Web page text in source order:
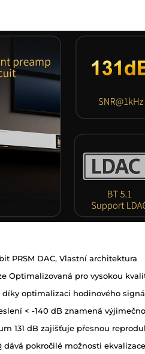
PRSM DAC, Vlastní architektura
Optimalizovaná pro vysokou
díky optimalizaci hodinového
< -140 dB znamená
131 dB zajišťuje přesnou
dává pokročilé možnosti